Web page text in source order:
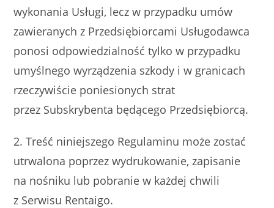
wykonania Usługi, lecz w przypadku umów
zawieranych z Przedsiębiorcami Usługodawca
ponosi odpowiedzialność tylko w przypadku
umyślnego wyrządzenia szkody i w granicach
rzeczywiście poniesionych strat
przez Subskrybenta będącego Przedsiębiorcą.
2. Treść niniejszego Regulaminu może zostać
utrwalona poprzez wydrukowanie, zapisanie
na nośniku lub pobranie w każdej chwili
z Serwisu Rentaigo.